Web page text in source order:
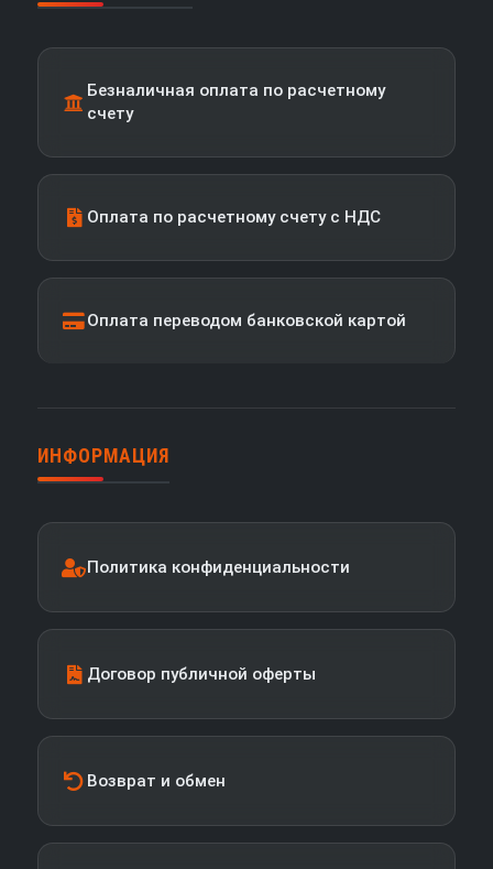
Безналичная оплата по расчетному
счету
Оплата по расчетному счету с НДС
Оплата переводом банковской картой
ИНФОРМАЦИЯ
Политика конфиденциальности
Договор публичной оферты
Возврат и обмен